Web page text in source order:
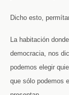
Dicho esto,
La habitación
democracia, nos
podemos elegir
que sólo podemos